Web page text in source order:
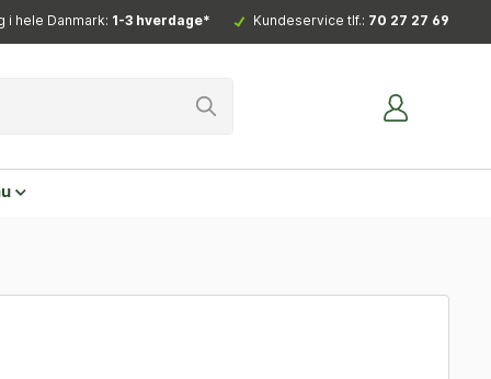
i hele Danmark: 1-3 hverdage* Kundeservice tlf.: 70 27 27 69